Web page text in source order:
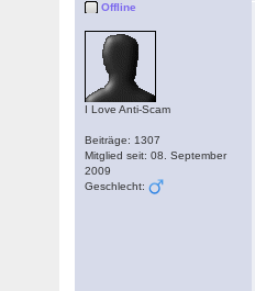
Offline
I Love Anti-Scam
Beiträge: 1307
Mitglied seit: 08. September
2009
Geschlecht: